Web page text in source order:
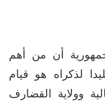
أن من أهم
لذكراه هو قيام
وولاية القضارف